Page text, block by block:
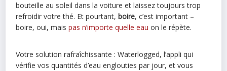
bouteille au soleil dans la voiture et laissez toujours trop
refroidir votre thé. Et pourtant,boire, c’est important –
boire, oui, maispas n’importe quelle eau on le répète.
Votre solution rafraîchissante : Waterlogged, l’appli qui
vérifie vos quantités d’eau englouties par jour, et vous